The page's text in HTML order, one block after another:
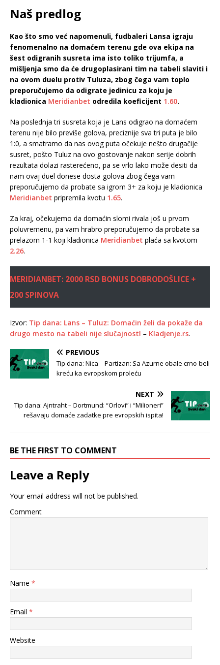
Naš predlog
Kao što smo već napomenuli, fudbaleri Lansa igraju
fenomenalno na domaćem terenu gde ova ekipa na
šest odigranih susreta ima isto toliko trijumfa, a
mišljenja smo da će drugoplasirani tim na tabeli slaviti i
na ovom duelu protiv Tuluza, zbog čega vam toplo
preporučujemo da odigrate jedinicu za koju je
kladionica Meridianbet odredila koeficijent 1.60.
Na poslednja tri susreta koja je Lans odigrao na domaćem
terenu nije bilo previše golova, preciznije sva tri puta je bilo
1:0, a smatramo da nas ovog puta očekuje nešto drugačije
susret, pošto Tuluz na ovo gostovanje nakon serije dobrih
rezultata dolazi rasterećeno, pa se vrlo lako može desiti da
nam ovaj duel donese dosta golova zbog čega vam
preporučujemo da probate sa igrom 3+ za koju je kladionica
Meridianbet pripremila kvotu 1.65.
Za kraj, očekujemo da domaćin slomi rivala još u prvom
poluvremenu, pa vam hrabro preporučujemo da probate sa
prelazom 1-1 koji kladionica Meridianbet plaća sa kvotom
2.26.
MERIDIANBET: 2000 RSD BONUS DOBRODOŠLICE +
200 SPINOVA
Izvor: Tip dana: Lans – Tuluz: Domaćin želi da pokaže da
drugo mesto na tabeli nije slučajnost! – Kladjenje.rs.
PREVIOUS
Tip dana: Nica – Partizan: Sa Azurne obale crno-beli
kreću ka evropskom proleću
NEXT
Tip dana: Ajntraht – Dortmund: “Orlovi” i “Milioneri”
rešavaju domaće zadatke pre evropskih ispita!
BE THE FIRST TO COMMENT
Leave a Reply
Your email address will not be published.
Comment
Name *
Email *
Website